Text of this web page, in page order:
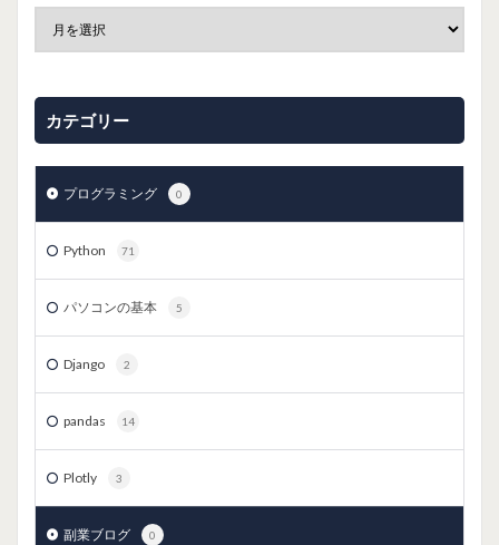
カテゴリー
プログラミング 0
Python 71
パソコンの基本 5
Django 2
pandas 14
Plotly 3
副業ブログ 0